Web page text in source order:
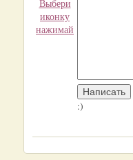
Выбери
иконку
нажимай
:)